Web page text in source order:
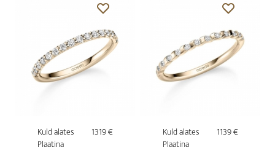
Kuld alates
1319 €
Plaatina
Kuld alates
1139 €
Plaatina